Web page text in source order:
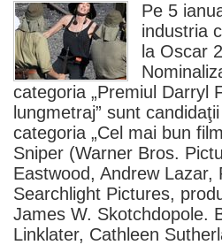
Pe 5
industria
la Oscar
categoria „Premiul Darryl
lungmetraj” sunt
categoria „Cel mai bun film
Sniper (Warner Bros.
Eastwood, Andrew
Searchlight Pictures,
James W. Skotchdopole.
Linklater, Cathleen